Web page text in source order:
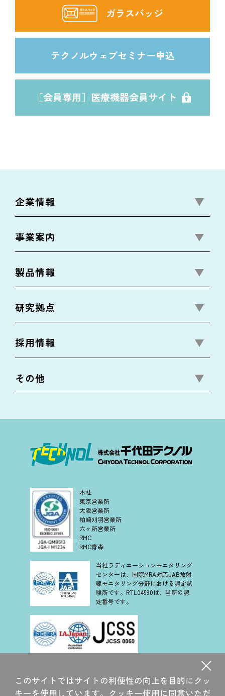
ガラスバッジ
テクノルウェブセミナー申込
［会員専用］医療機器会員サイト
企業情報
事業案内
製品情報
研究拠点
採用情報
その他
本社
東京営業所
大阪営業所
柏崎刈羽営業所
六ヶ所営業所
RMC
RMC青森
当社ラディエーションモニタリング
センターは、国際MRA対応JAB放射
線モニタリング分野における認定試
験所です。RTL04590は、当所の認
定番号です。
定されています。JCSS を運営している認定機関(IAJapan)
は、アジア太平洋認定協力機構(APAC)及び国際試験所認定協
このサイトではサイトの利便性の向上を目的にクッ
キーを使用しています。クッキー使用に同意いただ